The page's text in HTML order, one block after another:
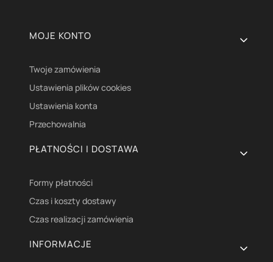
Linki w stopce
MOJE KONTO
Twoje zamówienia
Ustawienia plików cookies
Ustawienia konta
Przechowalnia
PŁATNOŚCI I DOSTAWA
Formy płatności
Czas i koszty dostawy
Czas realizacji zamówienia
INFORMACJE